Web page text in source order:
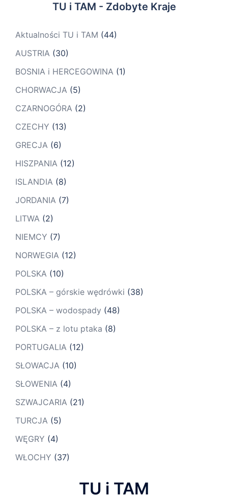
TU i TAM - Zdobyte Kraje
Aktualności TU i TAM (44)
AUSTRIA (30)
BOSNIA i HERCEGOWINA (1)
CHORWACJA (5)
CZARNOGÓRA (2)
CZECHY (13)
GRECJA (6)
HISZPANIA (12)
ISLANDIA (8)
JORDANIA (7)
LITWA (2)
NIEMCY (7)
NORWEGIA (12)
POLSKA (10)
POLSKA – górskie wędrówki (38)
POLSKA – wodospady (48)
POLSKA – z lotu ptaka (8)
PORTUGALIA (12)
SŁOWACJA (10)
SŁOWENIA (4)
SZWAJCARIA (21)
TURCJA (5)
WĘGRY (4)
WŁOCHY (37)
TU i TAM